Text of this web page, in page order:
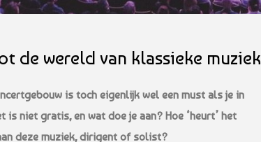
de wereld van klassieke muziek
is toch eigenlijk wel een must als je in
is niet gratis, en wat doe je aan? Hoe ‘heurt’ het
deze muziek, dirigent of solist?